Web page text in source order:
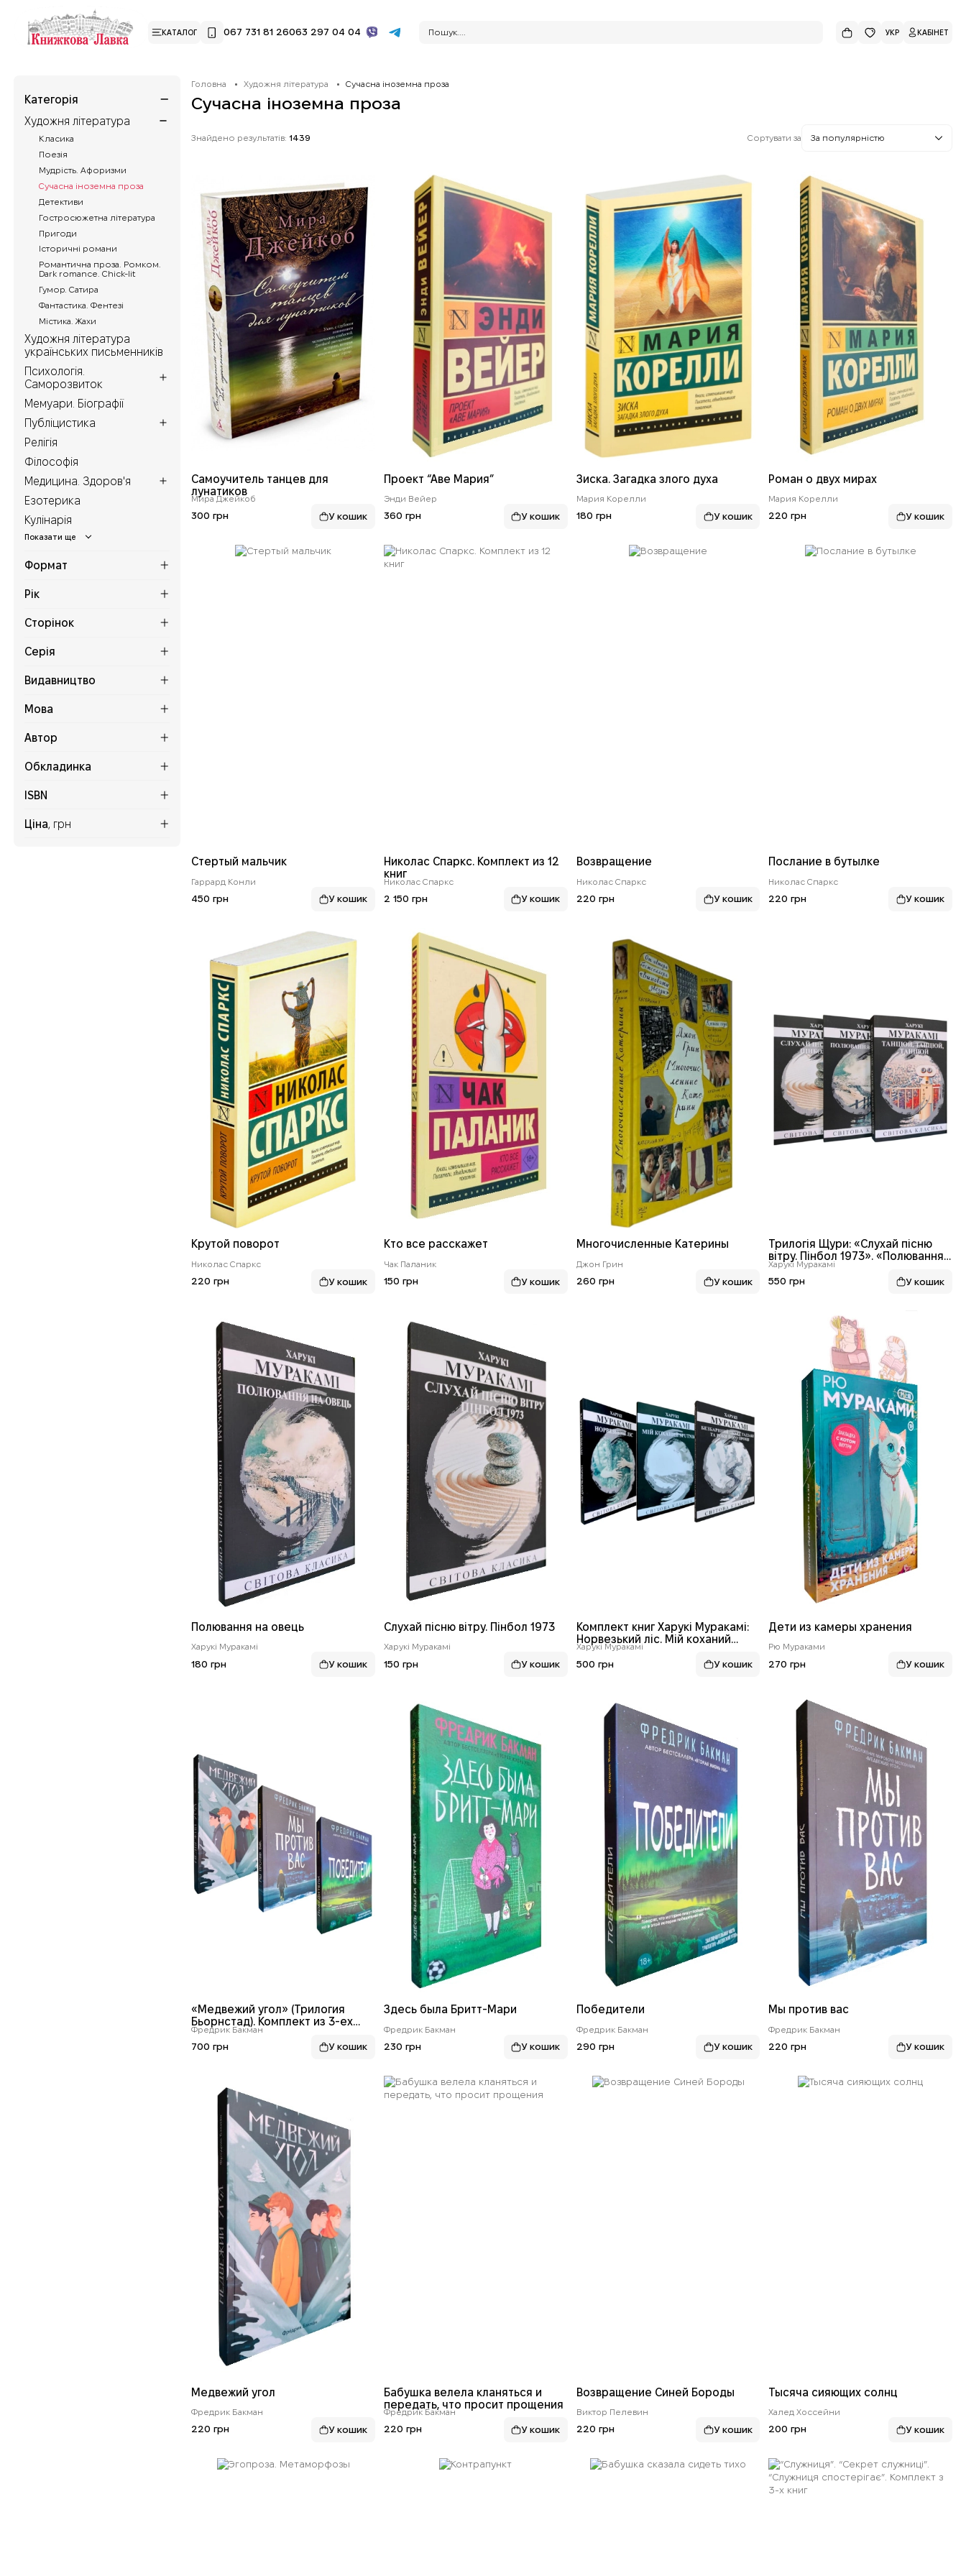
КАТАЛОГ 067 731 81 26063 297 04 04 УКР КАБІНЕТ
Категорія
Художня література
Класика
Поезія
Мудрість. Афоризми
Сучасна іноземна проза
Детективи
Гостросюжетна література
Пригоди
Історичні романи
Романтична проза. Ромком.
Dark romance. Chick-lit
Гумор. Сатира
Фантастика. Фентезі
Містика. Жахи
Художня література
українських письменників
Психологія.
Саморозвиток
Мемуари. Біографії
Публіцистика
Релігія
Філософія
Медицина. Здоров'я
Езотерика
Кулінарія
Формат
Рік
Сторінок
Серія
Видавництво
Мова
Автор
Обкладинка
ISBN
Ціна , грн
Головна Художня література Сучасна іноземна проза
Сучасна іноземна проза
Знайдено результатів:1439 Сортувати за За популярністю
Самоучитель танцев для
лунатиков
Мира Джейкоб
300 грн
Проект “Аве Мария”
Энди Вейер
360 грн
Зиска. Загадка злого духа
Мария Корелли
180 грн
Роман о двух мирах
Мария Корелли
220 грн
Стертый мальчик
Гаррард Конли
450 грн
Николас Спаркс. Комплект из 12
книг
Николас Спаркс
2 150 грн
Возвращение
Николас Спаркс
220 грн
Послание в бутылке
Николас Спаркс
220 грн
Крутой поворот
Николас Спаркс
220 грн
Кто все расскажет
Чак Паланик
150 грн
Многочисленные Катерины
Джон Грин
260 грн
Трилогія Щури: «Слухай пісню
вітру. Пінбол 1973». «Полювання
на овець». «Денс, Денс, Денс»
(комплект із 3 книг)
Харукі Муракамі
550 грн
Полювання на овець
Харукі Муракамі
180 грн
Слухай пісню вітру. Пінбол 1973
Харукі Муракамі
150 грн
Комплект книг Харукі Муракамі:
Норвезький ліс. Мій коханий
sputnik. Безбарвний Цкуру
Тадзакі та роки його прощі
Харукі Муракамі
500 грн
Дети из камеры хранения
Рю Мураками
270 грн
«Медвежий угол» (Трилогия
Бьорнстад). Комплект из 3-ех
книг
Фредрик Бакман
700 грн
Здесь была Бритт-Мари
Фредрик Бакман
230 грн
Победители
Фредрик Бакман
290 грн
Мы против вас
Фредрик Бакман
220 грн
Медвежий угол
Фредрик Бакман
220 грн
Бабушка велела кланяться и
передать, что просит прощения
Фредрик Бакман
220 грн
Возвращение Синей Бороды
Виктор Пелевин
220 грн
Тысяча сияющих солнц
Халед Хоссейни
200 грн